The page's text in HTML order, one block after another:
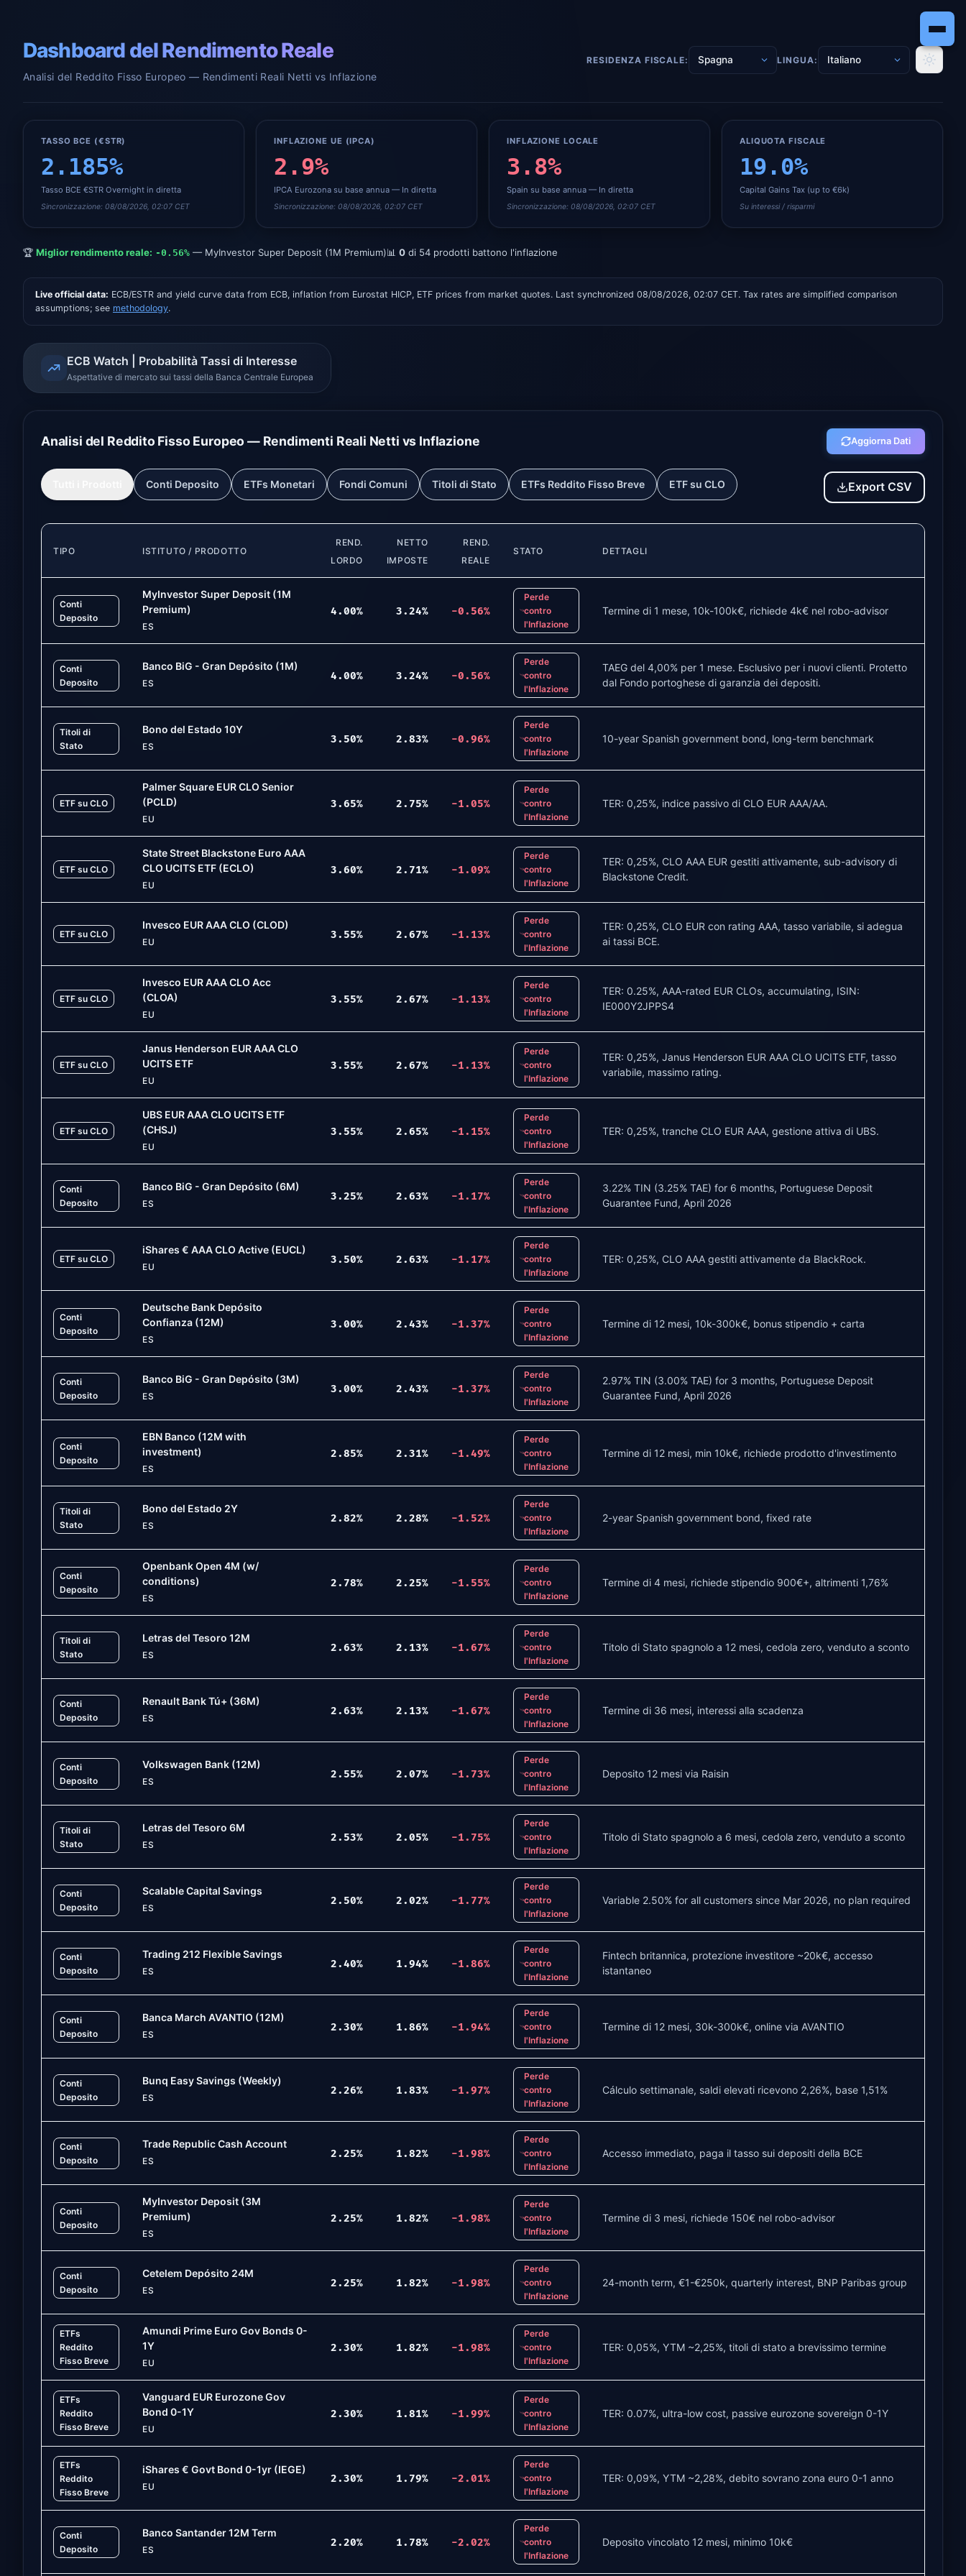
Dashboard del Rendimento Reale
Analisi del Reddito Fisso Europeo — Rendimenti Reali Netti vs Inflazione
RESIDENZA FISCALE: LINGUA:
TASSO BCE (€STR)
2.185%
Tasso BCE €STR Overnight in diretta
Sincronizzazione: 08/08/2026, 02:07 CET
INFLAZIONE UE (IPCA)
2.9%
IPCA Eurozona su base annua — In diretta
Sincronizzazione: 08/08/2026, 02:07 CET
INFLAZIONE LOCALE
3.8%
Spain su base annua — In diretta
Sincronizzazione: 08/08/2026, 02:07 CET
ALIQUOTA FISCALE
19.0%
Capital Gains Tax (up to €6k)
Su interessi / risparmi
🏆 Miglior rendimento reale: -0.56% — MyInvestor Super Deposit (1M Premium)📊 0 di 54 prodotti battono l'inflazione
Live official data: ECB/ESTR and yield curve data from ECB, inflation from Eurostat HICP, ETF prices from market quotes. Last synchronized 08/08/2026, 02:07 CET. Tax rates are simplified comparison
assumptions; see methodology.
ECB Watch | Probabilità Tassi di Interesse
Aspettative di mercato sui tassi della Banca Centrale Europea
Analisi del Reddito Fisso Europeo — Rendimenti Reali Netti vs Inflazione Aggiorna Dati
Conti Deposito ETFs Monetari Fondi Comuni Titoli di Stato ETFs Reddito Fisso Breve ETF su CLO Export CSV
TIPO ISTITUTO / PRODOTTO
REND.
LORDO
NETTO
IMPOSTE
REND.
REALE
STATO DETTAGLI
Conti
Deposito
MyInvestor Super Deposit (1M
Premium)
ES
4.00% 3.24% -0.56%
Perde
contro
l'Inflazione
Termine di 1 mese, 10k-100k€, richiede 4k€ nel robo-advisor
Conti
Deposito
Banco BiG - Gran Depósito (1M)
ES
4.00% 3.24% -0.56%
Perde
contro
l'Inflazione
TAEG del 4,00% per 1 mese. Esclusivo per i nuovi clienti. Protetto
dal Fondo portoghese di garanzia dei depositi.
Titoli di
Stato
Bono del Estado 10Y
ES
3.50% 2.83% -0.96%
Perde
contro
l'Inflazione
10-year Spanish government bond, long-term benchmark
ETF su CLO
Palmer Square EUR CLO Senior
(PCLD)
EU
3.65% 2.75% -1.05%
Perde
contro
l'Inflazione
TER: 0,25%, indice passivo di CLO EUR AAA/AA.
ETF su CLO
State Street Blackstone Euro AAA
CLO UCITS ETF (ECLO)
EU
3.60% 2.71% -1.09%
Perde
contro
l'Inflazione
TER: 0,25%, CLO AAA EUR gestiti attivamente, sub-advisory di
Blackstone Credit.
ETF su CLO
Invesco EUR AAA CLO (CLOD)
EU
3.55% 2.67% -1.13%
Perde
contro
l'Inflazione
TER: 0,25%, CLO EUR con rating AAA, tasso variabile, si adegua
ai tassi BCE.
ETF su CLO
Invesco EUR AAA CLO Acc
(CLOA)
EU
3.55% 2.67% -1.13%
Perde
contro
l'Inflazione
TER: 0.25%, AAA-rated EUR CLOs, accumulating, ISIN:
IE000Y2JPPS4
ETF su CLO
Janus Henderson EUR AAA CLO
UCITS ETF
EU
3.55% 2.67% -1.13%
Perde
contro
l'Inflazione
TER: 0,25%, Janus Henderson EUR AAA CLO UCITS ETF, tasso
variabile, massimo rating.
ETF su CLO
UBS EUR AAA CLO UCITS ETF
(CHSJ)
EU
3.55% 2.65% -1.15%
Perde
contro
l'Inflazione
TER: 0,25%, tranche CLO EUR AAA, gestione attiva di UBS.
Conti
Deposito
Banco BiG - Gran Depósito (6M)
ES
3.25% 2.63% -1.17%
Perde
contro
l'Inflazione
3.22% TIN (3.25% TAE) for 6 months, Portuguese Deposit
Guarantee Fund, April 2026
ETF su CLO
iShares € AAA CLO Active (EUCL)
EU
3.50% 2.63% -1.17%
Perde
contro
l'Inflazione
TER: 0,25%, CLO AAA gestiti attivamente da BlackRock.
Conti
Deposito
Deutsche Bank Depósito
Confianza (12M)
ES
3.00% 2.43% -1.37%
Perde
contro
l'Inflazione
Termine di 12 mesi, 10k-300k€, bonus stipendio + carta
Conti
Deposito
Banco BiG - Gran Depósito (3M)
ES
3.00% 2.43% -1.37%
Perde
contro
l'Inflazione
2.97% TIN (3.00% TAE) for 3 months, Portuguese Deposit
Guarantee Fund, April 2026
Conti
Deposito
EBN Banco (12M with
investment)
ES
2.85% 2.31% -1.49%
Perde
contro
l'Inflazione
Termine di 12 mesi, min 10k€, richiede prodotto d'investimento
Titoli di
Stato
Bono del Estado 2Y
ES
2.82% 2.28% -1.52%
Perde
contro
l'Inflazione
2-year Spanish government bond, fixed rate
Conti
Deposito
Openbank Open 4M (w/
conditions)
ES
2.78% 2.25% -1.55%
Perde
contro
l'Inflazione
Termine di 4 mesi, richiede stipendio 900€+, altrimenti 1,76%
Titoli di
Stato
Letras del Tesoro 12M
ES
2.63% 2.13% -1.67%
Perde
contro
l'Inflazione
Titolo di Stato spagnolo a 12 mesi, cedola zero, venduto a sconto
Conti
Deposito
Renault Bank Tú+ (36M)
ES
2.63% 2.13% -1.67%
Perde
contro
l'Inflazione
Termine di 36 mesi, interessi alla scadenza
Conti
Deposito
Volkswagen Bank (12M)
ES
2.55% 2.07% -1.73%
Perde
contro
l'Inflazione
Deposito 12 mesi via Raisin
Titoli di
Stato
Letras del Tesoro 6M
ES
2.53% 2.05% -1.75%
Perde
contro
l'Inflazione
Titolo di Stato spagnolo a 6 mesi, cedola zero, venduto a sconto
Conti
Deposito
Scalable Capital Savings
ES
2.50% 2.02% -1.77%
Perde
contro
l'Inflazione
Variable 2.50% for all customers since Mar 2026, no plan required
Conti
Deposito
Trading 212 Flexible Savings
ES
2.40% 1.94% -1.86%
Perde
contro
l'Inflazione
Fintech britannica, protezione investitore ~20k€, accesso
istantaneo
Conti
Deposito
Banca March AVANTIO (12M)
ES
2.30% 1.86% -1.94%
Perde
contro
l'Inflazione
Termine di 12 mesi, 30k-300k€, online via AVANTIO
Conti
Deposito
Bunq Easy Savings (Weekly)
ES
2.26% 1.83% -1.97%
Perde
contro
l'Inflazione
Cálculo settimanale, saldi elevati ricevono 2,26%, base 1,51%
Conti
Deposito
Trade Republic Cash Account
ES
2.25% 1.82% -1.98%
Perde
contro
l'Inflazione
Accesso immediato, paga il tasso sui depositi della BCE
Conti
Deposito
MyInvestor Deposit (3M
Premium)
ES
2.25% 1.82% -1.98%
Perde
contro
l'Inflazione
Termine di 3 mesi, richiede 150€ nel robo-advisor
Conti
Deposito
Cetelem Depósito 24M
ES
2.25% 1.82% -1.98%
Perde
contro
l'Inflazione
24-month term, €1-€250k, quarterly interest, BNP Paribas group
ETFs
Reddito
Fisso Breve
Amundi Prime Euro Gov Bonds 0-
1Y
EU
2.30% 1.82% -1.98%
Perde
contro
l'Inflazione
TER: 0,05%, YTM ~2,25%, titoli di stato a brevissimo termine
ETFs
Reddito
Fisso Breve
Vanguard EUR Eurozone Gov
Bond 0-1Y
EU
2.30% 1.81% -1.99%
Perde
contro
l'Inflazione
TER: 0.07%, ultra-low cost, passive eurozone sovereign 0-1Y
ETFs
Reddito
Fisso Breve
iShares € Govt Bond 0-1yr (IEGE)
EU
2.30% 1.79% -2.01%
Perde
contro
l'Inflazione
TER: 0,09%, YTM ~2,28%, debito sovrano zona euro 0-1 anno
Conti
Deposito
Banco Santander 12M Term
ES
2.20% 1.78% -2.02%
Perde
contro
l'Inflazione
Deposito vincolato 12 mesi, minimo 10k€